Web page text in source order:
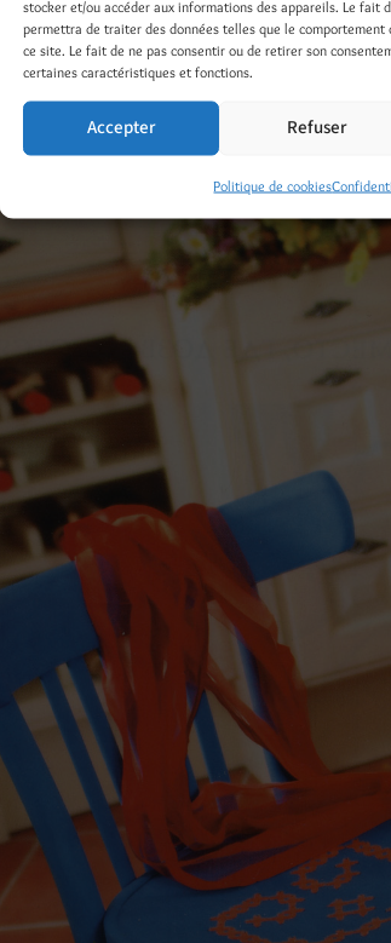
stocker et/ou accéder aux informations des appareils. Le fait
permettra de traiter des données telles que le comportement
ce site. Le fait de ne pas consentir ou de retirer son
certaines caractéristiques et fonctions.
Accepter Refuser
Politique de cookies
/ Septembre 2003 / Magazine
www.seasons-project.ru